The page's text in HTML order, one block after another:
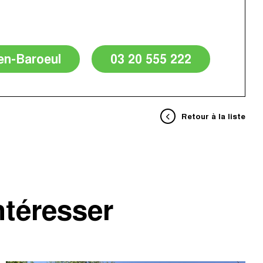
Baroeul 03 20 555 222
Retour à la liste